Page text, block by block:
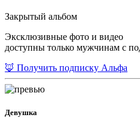
Закрытый альбом
Эксклюзивные фото и видео
доступны только мужчинам с
🦊 Получить подписку Альфа
Девушка